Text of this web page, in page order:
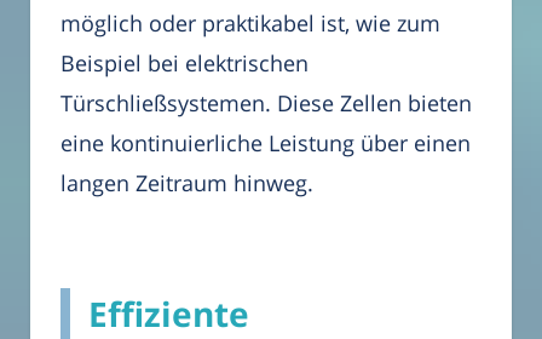
möglich oder praktikabel ist, wie zum
Beispiel bei elektrischen
Türschließsystemen. Diese Zellen bieten
eine kontinuierliche Leistung über einen
langen Zeitraum hinweg.
Effiziente